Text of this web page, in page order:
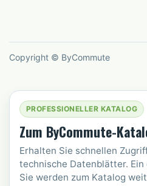
Copyright © ByCommute
PROFESSIONELLER KATALOG
Zum ByCommute-
Erhalten Sie schnellen
technische Datenblätter. Ein
Sie werden zum Katalog